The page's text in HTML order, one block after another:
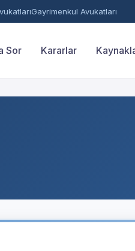
Gayrimenkul Avukatları
Sor Kararlar